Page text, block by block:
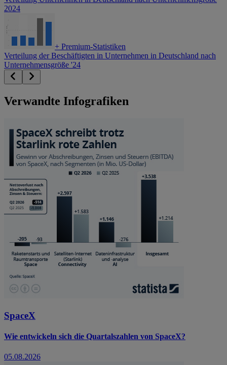
2024
+ Premium-Statistiken
Verteilung der Beschäftigten in Unternehmen in Deutschland nach
Unternehmensgröße '24
Verwandte Infografiken
SpaceX
Wie entwickeln sich die Quartalszahlen von SpaceX?
05.08.2026